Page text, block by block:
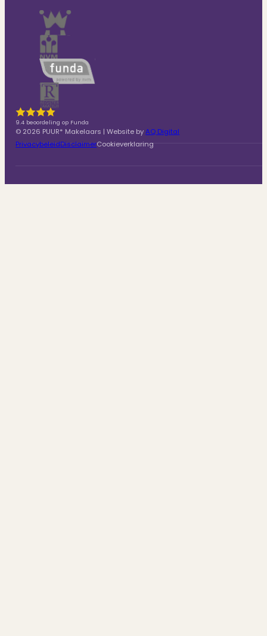
9.4 beoordeling op Funda
© 2026 PUUR* Makelaars | Website byAQ Digital
PrivacybeleidDisclaimerCookieverklaring